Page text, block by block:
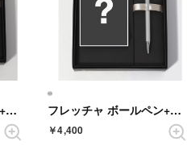
フレッチャ ボールペン+ハンドタオル ギフトセット （CHAMPAGNEGOLD） フレッチャ ボールペン+ハンドタオル ギフトセット （COOLSILVER）
￥4,400